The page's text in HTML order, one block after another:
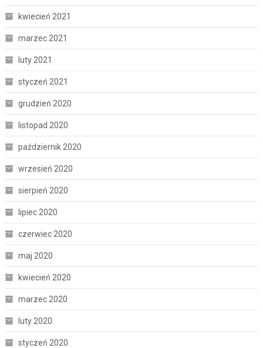
kwiecień 2021
marzec 2021
luty 2021
styczeń 2021
grudzień 2020
listopad 2020
październik 2020
wrzesień 2020
sierpień 2020
lipiec 2020
czerwiec 2020
maj 2020
kwiecień 2020
marzec 2020
luty 2020
styczeń 2020